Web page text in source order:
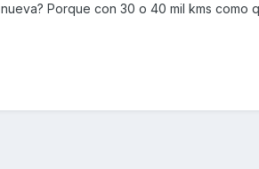
nueva? Porque con 30 o 40 mil kms como